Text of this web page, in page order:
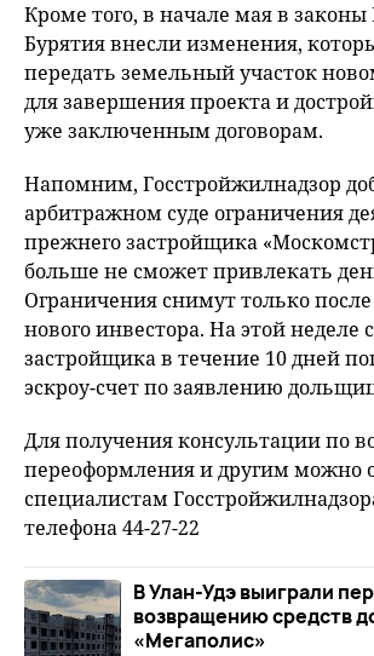
Кроме того, в начале мая в
Бурятия внесли изменения,
передать земельный участок
для завершения проекта и
уже заключенным договорам.
Напомним, Госстройжилнадзор
арбитражном суде ограничения
прежнего застройщика
больше не сможет привлекать
Ограничения снимут только
нового инвестора. На этой неделе
застройщика в течение 10 дней
эскроу-счет по заявлению
Для получения консультации по
переоформления и другим можно
специалистам
телефона 44-27-22
В Улан-Удэ выиграли
возвращению средств
«Мегаполис»